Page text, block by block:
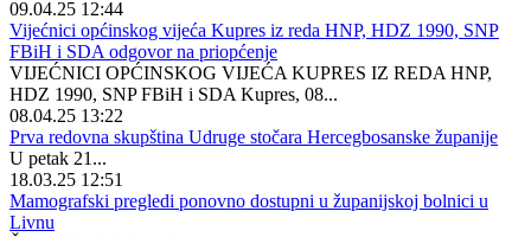
09.04.25 12:44
Vijećnici općinskog vijeća Kupres iz reda HNP, HDZ 1990, SNP
FBiH i SDA odgovor na priopćenje
VIJEĆNICI OPĆINSKOG VIJEĆA KUPRES IZ REDA HNP,
HDZ 1990, SNP FBiH i SDA Kupres, 08...
08.04.25 13:22
Prva redovna skupština Udruge stočara Hercegbosanske županije
U petak 21...
18.03.25 12:51
Mamografski pregledi ponovno dostupni u županijskoj bolnici u
Livnu